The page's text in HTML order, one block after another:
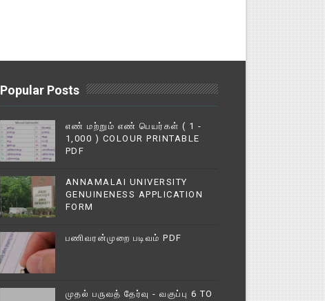
Popular Posts
எண் மற்றும் எண் பெயர்கள் ( 1 -
1,000 ) COLOUR PRINTABLE
PDF
ANNAMALAI UNIVERSITY
GENUINENESS APPLICATION
FORM
பணிவரன்முறை படிவம் PDF
முதல் பருவத் தேர்வு - வகுப்பு 6 TO